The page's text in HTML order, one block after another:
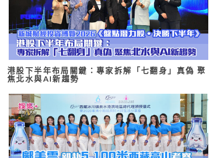
港股下半年布局關鍵：專家拆解「七翻身」真偽 聚
焦北水與AI新趨勢